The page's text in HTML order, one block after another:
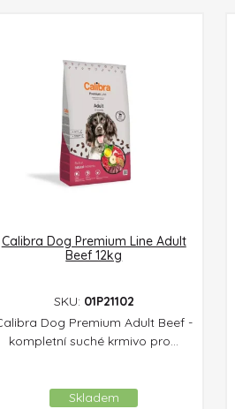
Calibra Dog Premium Line Adult
Beef 12kg
SKU: 01P21102
Dog Premium Adult Beef -
kompletní suché krmivo pro...
Skladem